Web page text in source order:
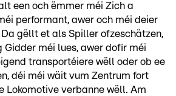
een och ëmmer méi Zich a
performant, awer och méi deier
gëllt et als Spiller ofzeschätzen,
Gidder méi lues, awer dofir méi
transportéiere wëll oder ob ee
déi méi wäit vum Zentrum fort
Lokomotive verbanne wëll. Am